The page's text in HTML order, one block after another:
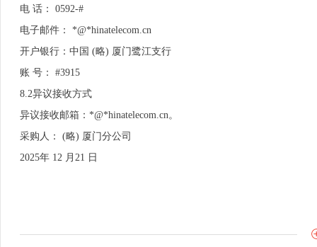
电 话： 0592-#
电子邮件： *@*hinatelecom.cn
开户银行：中国 (略) 厦门鹭江支行
账 号： #3915
8.2异议接收方式
异议接收邮箱：*@*hinatelecom.cn。
采购人： (略) 厦门分公司
2025年 12 月21 日